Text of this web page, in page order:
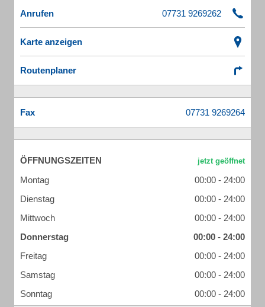
Anrufen
Karte anzeigen
Routenplaner
Fax
ÖFFNUNGSZEITEN
Montag
00:00 - 24:00
Dienstag
00:00 - 24:00
Mittwoch
00:00 - 24:00
Donnerstag
00:00 - 24:00
Freitag
00:00 - 24:00
Samstag
00:00 - 24:00
Sonntag
00:00 - 24:00